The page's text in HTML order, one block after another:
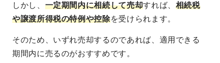
しかし、 一定期間内に相続して売却すれば、 相続税
や譲渡所得税の特例や控除を受けられます。
そのため、いずれ売却するのであれば、適用できる
期間内に売るのがおすすめです。